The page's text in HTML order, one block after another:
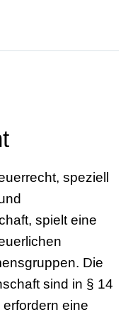
speziell
spielt eine
Die
sind in § 14
eine